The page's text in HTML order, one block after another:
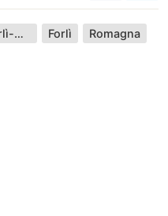
Provincia di Forlì-Cesena Forlì
Romagna